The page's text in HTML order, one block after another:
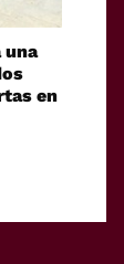
una
en